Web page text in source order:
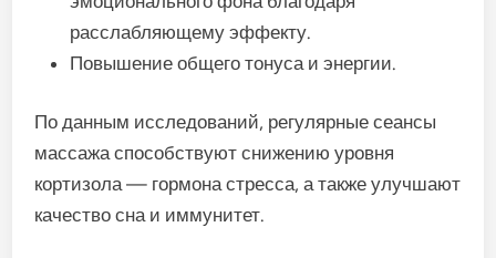
расслабляющему эффекту.
Повышение общего тонуса и энергии.
По данным исследований, регулярные сеансы
массажа способствуют снижению уровня
кортизола — гормона стресса, а также улучшают
качество сна и иммунитет.